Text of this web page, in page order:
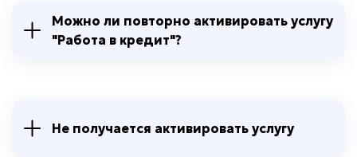
Можно ли повторно активировать услугу
"Работа в кредит"?
Не получается активировать услугу